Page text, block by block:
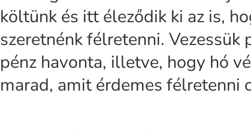
költünk és itt éleződik ki az is,
szeretnénk félretenni. Vezessük
pénz havonta, illetve, hogy hó
marad, amit érdemes félretenni